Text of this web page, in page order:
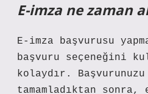
E-imza ne zaman
E-imza başvurusu
başvuru seçeneğini
kolaydır.
tamamladıktan